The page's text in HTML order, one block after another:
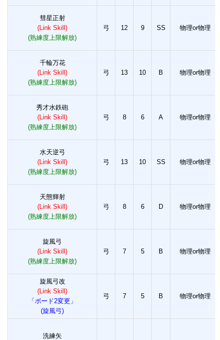
彗星正射
(Link Skill)
(熟練度上限解放)
弓 12 9 SS 物理or物理
千輪万花
(Link Skill)
(熟練度上限解放)
弓 13 10 B 物理or物理
秀才水鉄砲
(Link Skill)
(熟練度上限解放)
弓 8 6 A 物理or物理
水天逆弓
(Link Skill)
(熟練度上限解放)
弓 13 10 SS 物理or物理
天態輝射
(Link Skill)
(熟練度上限解放)
弓 8 6 D 物理or物理
旋風弓
(Link Skill)
(熟練度上限解放)
弓 7 5 B 物理or物理
旋風弓改
(Link Skill)
「ボード2変更」
(旋風弓)
弓 7 5 B 物理or物理
洗練矢